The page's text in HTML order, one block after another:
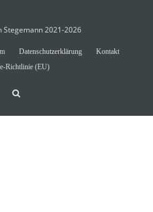
2021-2026
Datenschutzerklärung
Kontakt
Richtlinie (EU)